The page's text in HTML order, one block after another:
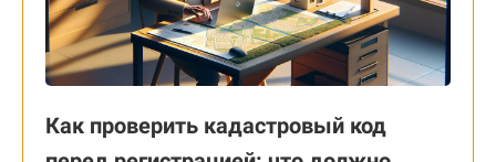
Как проверить кадастровый код